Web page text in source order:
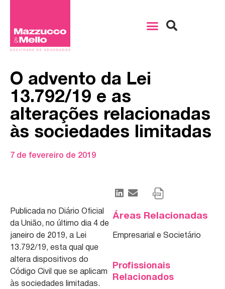
O advento da Lei
13.792/19 e as
alterações relacionadas
às sociedades limitadas
7 de fevereiro de 2019
Publicada no Diário Oficial
da União, no último dia 4 de
janeiro de 2019, a Lei
13.792/19, esta qual que
altera dispositivos do
Código Civil que se aplicam
às sociedades limitadas.
Áreas Relacionadas
Empresarial e Societário
Profissionais
Relacionados